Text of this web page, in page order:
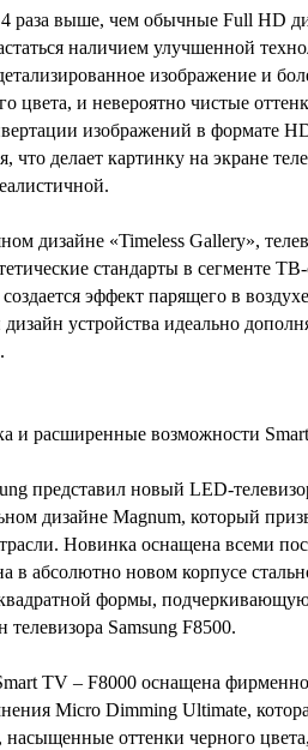
раза выше, чем обычные Full HD
наличием улучшенной
изображение и
цвета, и невероятно чистые
изображений в формате
что делает картинку на экране
дизайне «Timeless Gallery»,
стандарты в сегменте
эффект парящего в
устройства идеально
и расширенные возможности
представил новый LED-
дизайне Magnum, который
Новинка оснащена всеми
в абсолютно новом корпусе
формы,
Samsung F8500.
TV – F8000 оснащена
Micro Dimming Ultimate,
насыщенные оттенки черного